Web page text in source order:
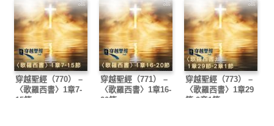
穿越聖經（770） –
〈歌羅西書〉1章7-
15節
穿越聖經（771） –
〈歌羅西書〉1章16-
20節
穿越聖經（773） –
〈歌羅西書〉1章29
節-2章1節